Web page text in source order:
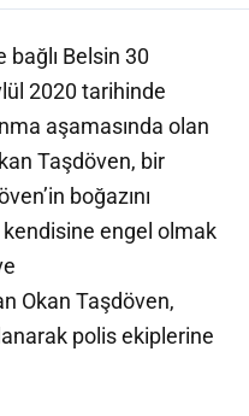
bağlı Belsin 30
2020 tarihinde
aşamasında olan
Taşdöven, bir
boğazını
engel olmak
Okan Taşdöven,
polis ekiplerine